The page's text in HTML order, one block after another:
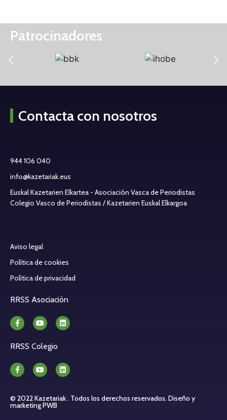
Patrocinadores
Contacta con nosotros
944 106 040
info@kazetariak.eus
Euskal Kazetarien Elkartea - Asociación Vasca de Periodistas
Colegio Vasco de Periodistas / Kazetarien Euskal Elkargoa
Aviso legal
Política de cookies
Política de privacidad
RRSS Asociación
RRSS Colegio
© 2022 Kazetariak . Todos los derechos reservados.Diseño y
marketing PWB